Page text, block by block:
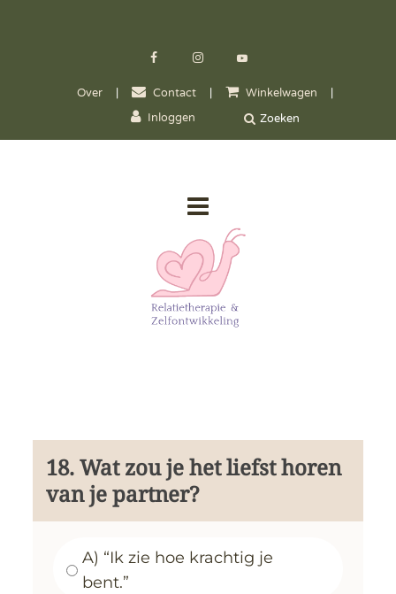
Over | Contact | Winkelwagen |
Inloggen
18. Wat zou je het liefst horen
van je partner?
A) “Ik zie hoe krachtig je
bent.”